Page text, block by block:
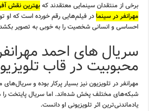
برخی از منتقدان سینمایی معتقدند کهبهترین نقش
مهرانفر در سینمادر فیلم‌هایی رقم خورده است که او
احساسی و انسانی شخصیت را به خوبی به تصویر
سریال های احمد
محبوبیت در قاب
مهرانفر در تلویزیون نیز بسیار پرکار بوده و سریال‌های
شبکه‌های مختلف پخش شده‌اند. اما سریال پایتخت را
یادماندنی‌ترین اثر تلویزیونی او دانست.